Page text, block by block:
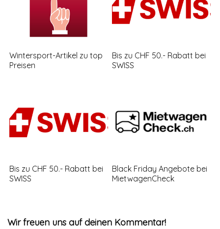
Wintersport-Artikel zu top
Preisen
Bis zu CHF 50.- Rabatt bei
SWISS
Bis zu CHF 50.- Rabatt bei
SWISS
Black Friday Angebote bei
MietwagenCheck
Wir freuen uns auf deinen Kommentar!